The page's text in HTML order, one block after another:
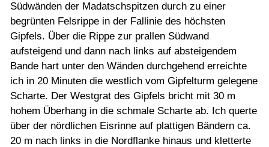
Südwänden der Madatschspitzen durch zu einer
begrünten Felsrippe in der Fallinie des höchsten
Gipfels. Über die Rippe zur prallen Südwand
aufsteigend und dann nach links auf absteigendem
Bande hart unter den Wänden durchgehend erreichte
ich in 20 Minuten die westlich vom Gipfelturm gelegene
Scharte. Der Westgrat des Gipfels bricht mit 30 m
hohem Überhang in die schmale Scharte ab. Ich querte
über der nördlichen Eisrinne auf plattigen Bändern ca.
20 m nach links in die Nordflanke hinaus und kletterte